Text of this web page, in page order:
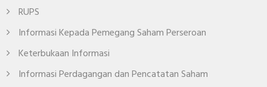
RUPS
Informasi Kepada Pemegang Saham Perseroan
Keterbukaan Informasi
Informasi Perdagangan dan Pencatatan Saham